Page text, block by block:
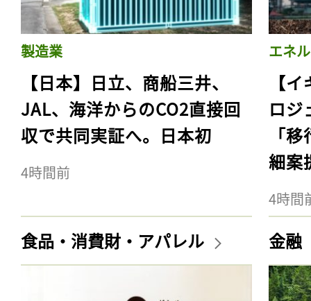
製造業
【日本】日立、商船三井、
JAL、海洋からのCO2直接回
収で共同実証へ。日本初
4時間前
エネ
【
ロジ
「
細案
4時間
食品・消費財・アパレル 金融